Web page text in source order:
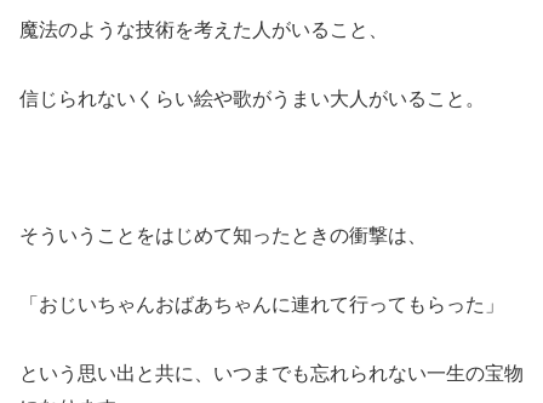
魔法のような技術を考えた人がいること、
信じられないくらい絵や歌がうまい大人がいること。
そういうことをはじめて知ったときの衝撃は、
「おじいちゃんおばあちゃんに連れて行ってもらった」
という思い出と共に、いつまでも忘れられない一生の宝物